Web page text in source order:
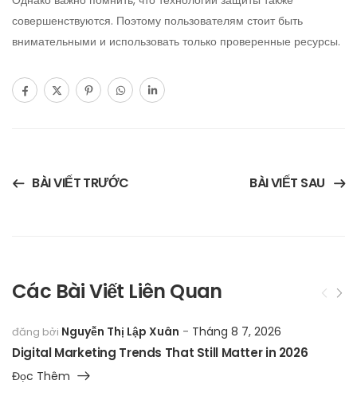
совершенствуются. Поэтому пользователям стоит быть
внимательными и использовать только проверенные ресурсы.
BÀI VIẾT TRƯỚC BÀI VIẾT SAU
Các Bài Viết Liên Quan
đăng bởi Nguyễn Thị Lập Xuân Tháng 8 7, 2026
Digital Marketing Trends That Still Matter in 2026
Đọc Thêm